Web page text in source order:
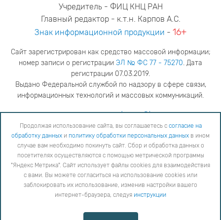
Учредитель - ФИЦ КНЦ РАН
Главный редактор - к.т.н. Карпов А.С.
Знак информационной продукции - 16+
Сайт зарегистрирован как средство массовой информации;
номер записи о регистрации ЭЛ № ФС 77 - 75270. Дата
регистрации 07.03.2019.
Выдано Федеральной службой по надзору в сфере связи,
информационных технологий и массовых коммуникаций.
адрес редакцииya.stogova@ksc.ru
телефон редакции81555-79-516
Продолжая использование сайта, вы соглашаетесь с согласие на обработку данных
обработки персональных данных
в ином случае вам необходимо покинуть сайт. Сбор и обработка
данных о посетителях осуществляются с помощью метрической программы "Яндекс Метрика".
Сайт использует файлы cookies для взаимодействия с вами. Вы можете согласиться на
использование cookies или заблокировать их использование, изменив настройки вашего интернет-
Продолжая использование сайта, вы соглашаетесь с согласие на
обработку данных и политику обработки персональных данных в ином
случае вам необходимо покинуть сайт. Сбор и обработка данных о
посетителях осуществляются с помощью метрической программы
"Яндекс Метрика". Сайт использует файлы cookies для взаимодействия
с вами. Вы можете согласиться на использование cookies или
заблокировать их использование, изменив настройки вашего
интернет-браузера, следуя инструкции